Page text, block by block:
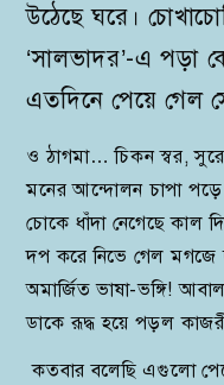
উঠেছে ঘরে।
‘সালভাদর’-এ পড়া
এতদিনে পেয়ে গেল
ও ঠাগমা… চিকন স্বর,
মনের আন্দোলন চাপা
চোকে ধাঁদা নেগেছে
দপ করে নিভে গেল মগজে
অমার্জিত ভাষা-ভঙ্গি!
ডাকে রূদ্ধ হয়ে পড়ল
কতবার বলেছি এগুলো